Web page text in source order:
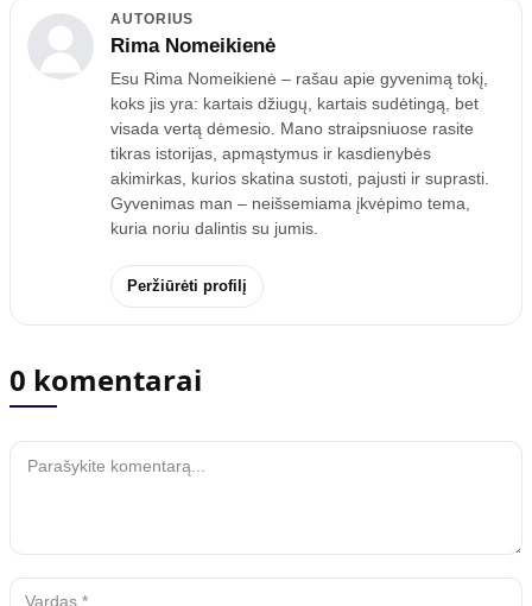
AUTORIUS
Rima Nomeikienė
Esu Rima Nomeikienė – rašau apie gyvenimą tokį,
koks jis yra: kartais džiugų, kartais sudėtingą, bet
visada vertą dėmesio. Mano straipsniuose rasite
tikras istorijas, apmąstymus ir kasdienybės
akimirkas, kurios skatina sustoti, pajusti ir suprasti.
Gyvenimas man – neišsemiama įkvėpimo tema,
kuria noriu dalintis su jumis.
Peržiūrėti profilį
0 komentarai